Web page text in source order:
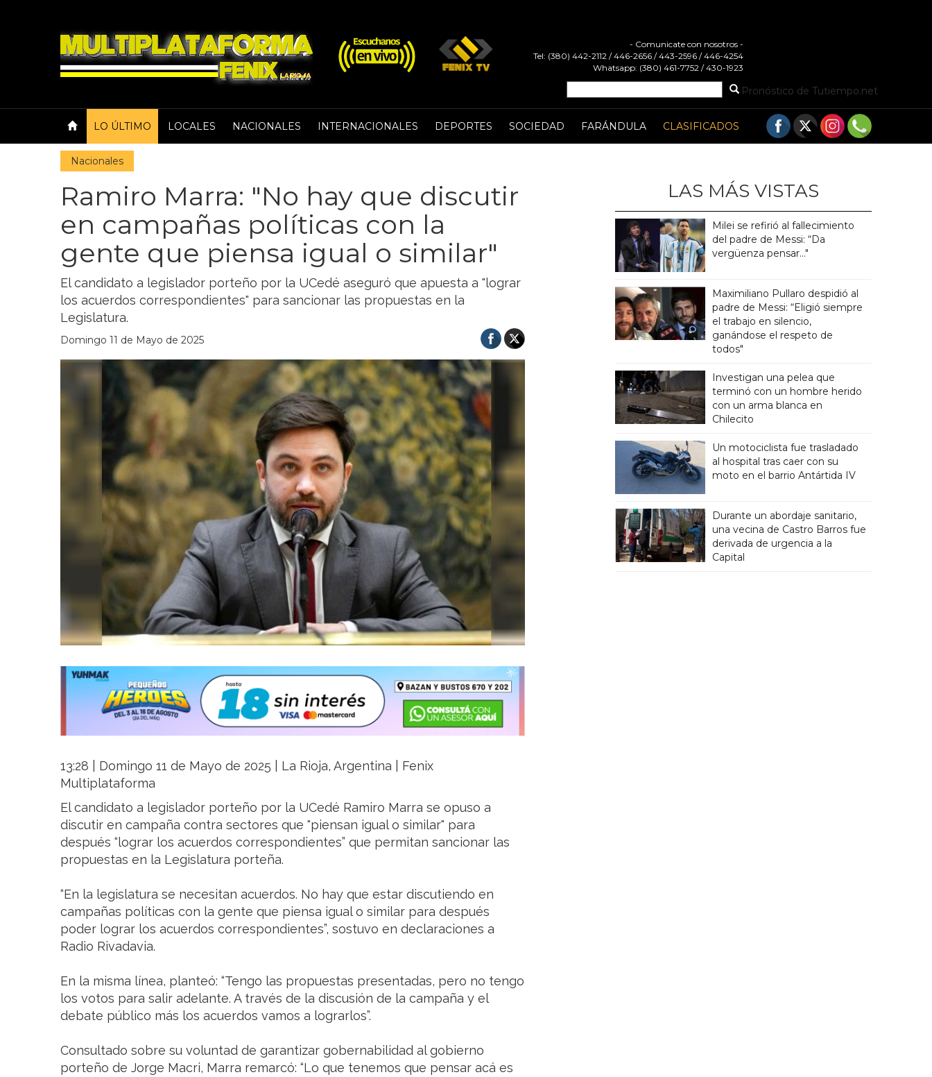
- Comunicate con nosotros -
Tel: (380) 442-2112 / 446-2656 / 443-2596 / 446-4254
Whatsapp: (380) 461-7752 / 430-1923
Pronóstico de Tutiempo.net
LO ÚLTIMO LOCALES NACIONALES INTERNACIONALES DEPORTES SOCIEDAD FARÁNDULA CLASIFICADOS
Nacionales
Ramiro Marra: "No hay que discutir
en campañas políticas con la
gente que piensa igual o similar"
El candidato a legislador porteño por la UCedé aseguró que apuesta a "lograr
los acuerdos correspondientes" para sancionar las propuestas en la
Legislatura.
Domingo 11 de Mayo de 2025
13:28 | Domingo 11 de Mayo de 2025 | La Rioja, Argentina | Fenix
Multiplataforma
El candidato a legislador porteño por la UCedé Ramiro Marra se opuso a
discutir en campaña contra sectores que "piensan igual o similar" para
después “lograr los acuerdos correspondientes” que permitan sancionar las
propuestas en la Legislatura porteña.
“En la legislatura se necesitan acuerdos. No hay que estar discutiendo en
campañas políticas con la gente que piensa igual o similar para después
poder lograr los acuerdos correspondientes”, sostuvo en declaraciones a
Radio Rivadavia.
En la misma línea, planteó: “Tengo las propuestas presentadas, pero no tengo
los votos para salir adelante. A través de la discusión de la campaña y el
debate público más los acuerdos vamos a lograrlos”.
Consultado sobre su voluntad de garantizar gobernabilidad al gobierno
porteño de Jorge Macri, Marra remarcó: “Lo que tenemos que pensar acá es
LAS MÁS VISTAS
Milei se refirió al fallecimiento
del padre de Messi: “Da
vergüenza pensar..."
Maximiliano Pullaro despidió al
padre de Messi: “Eligió siempre
el trabajo en silencio,
ganándose el respeto de
todos"
Investigan una pelea que
terminó con un hombre herido
con un arma blanca en
Chilecito
Un motociclista fue trasladado
al hospital tras caer con su
moto en el barrio Antártida IV
Durante un abordaje sanitario,
una vecina de Castro Barros fue
derivada de urgencia a la
Capital